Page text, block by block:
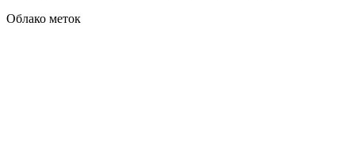
Облако меток